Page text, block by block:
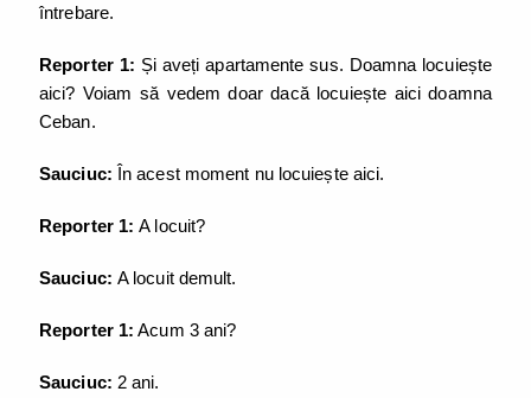
întrebare.
Reporter 1: Și aveți apartamente sus. Doamna locuiește
aici? Voiam să vedem doar dacă locuiește aici doamna
Ceban.
Sauciuc: În acest moment nu locuiește aici.
Reporter 1:A locuit?
Sauciuc: A locuit demult.
Reporter 1: Acum 3 ani?
Sauciuc: 2 ani.